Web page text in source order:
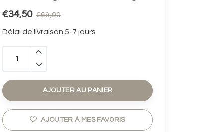
€34,50 €69,00
Délai de livraison 5-7 jours
AJOUTER AU PANIER
AJOUTER À MES FAVORIS